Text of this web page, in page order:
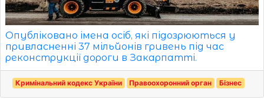
Опубліковано імена осіб, які підозрюються у
привласненні 37 мільйонів гривень під час
реконструкції дороги в Закарпатті.
Кримінальний кодекс України Правоохоронний орган Бізнес